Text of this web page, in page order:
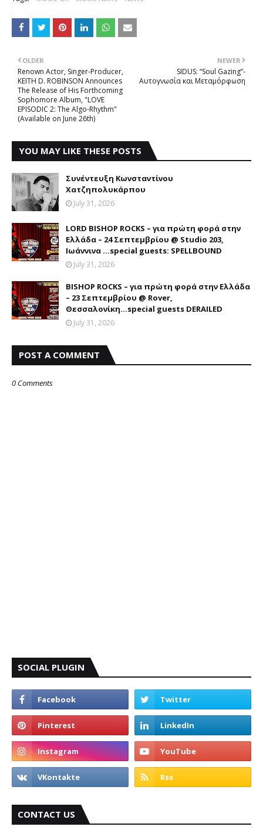
NEWER
SIDUS: “Soul Gazing”-
Αυτογνωσία και Μεταμόρφωση
OLDER
Renown Actor, Singer-Producer,
KEITH D. ROBINSON Announces
The Release of His Forthcoming
Sophomore Album, "LOVE
EPISODIC 2: The Algo-Rhythm"
(Available on June 26th)
YOU MAY LIKE THESE POSTS
Συνέντευξη Κωνσταντίνου
Χατζηπολυκάρπου
July 31, 2026
LORD BISHOP ROCKS – για πρώτη φορά στην
Ελλάδα – 24 Σεπτεμβρίου @ Studio 203,
Ιωάννινα …special guests: SPELLBOUND
July 31, 2026
BISHOP ROCKS – για πρώτη φορά στην Ελλάδα
– 23 Σεπτεμβρίου @ Rover,
Θεσσαλονίκη...special guests DERAILED
July 31, 2026
POST A COMMENT
0 Comments
SOCIAL PLUGIN
CONTACT US